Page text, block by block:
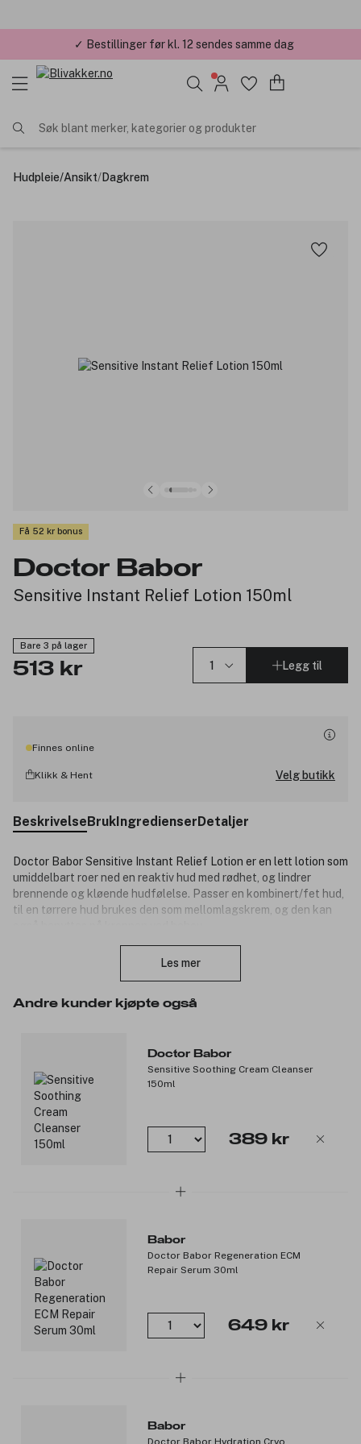
✓ Bestillinger før kl. 12 sendes samme dag
Søk blant merker, kategorier og produkter
Hudpleie/Ansikt/Dagkrem
Få 52 kr bonus
Doctor Babor
Sensitive Instant Relief Lotion 150ml
Bare 3 på lager
513 kr Legg til
Finnes online
Klikk & Hent Velg butikk
BeskrivelseBrukIngredienserDetaljer
Doctor Babor Sensitive Instant Relief Lotion er en lett lotion som
umiddelbart roer ned en reaktiv hud med rødhet, og lindrer
brennende og kløende hudfølelse. Passer en kombinert/fet hud,
til en tørrere hud brukes den som mellomlagskrem, og den kan
hudidentiske ceramider og andre lipider bidrar til å redusere grov
og stram hud og opprettholder hudens naturlige beskyttende
funksjon. Huden fremstår med en styrket hudbarriere, mindre
mellomlagskrem, og den kan også benyttes på kroppen ved
Produktnummer:
Les mer
Andre kunder kjøpte også
Doctor Babor
Sensitive Soothing Cream Cleanser
150ml
389 kr
Babor
Doctor Babor Regeneration ECM
Repair Serum 30ml
649 kr
Babor
Doctor Babor Hydration Cryo